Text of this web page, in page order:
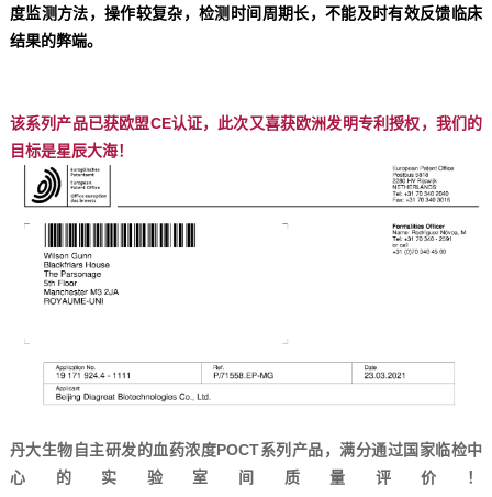
度监测方法，操作较复杂，检测时间周期长，不能及时有效反馈临床
结果的弊端。
该系列产品已获欧盟CE认证，此次又喜获欧洲发明专利授权，我们的
目标是星辰大海！
丹大生物自主研发的血药浓度POCT系列产品，满分通过国家临检中
心的实验室间质量评价！